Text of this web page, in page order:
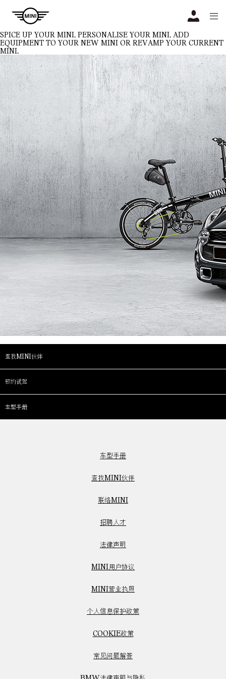
SPICE UP YOUR MINI. PERSONALISE YOUR MINI. ADD
EQUIPMENT TO YOUR NEW MINI OR REVAMP YOUR CURRENT
MINI.
查找MINI伙伴
预约试驾
车型手册
车型手册
查找MINI伙伴
联络MINI
招聘人才
法律声明
MINI用户协议
MINI营业执照
个人信息保护政策
COOKIE政策
常见问题解答